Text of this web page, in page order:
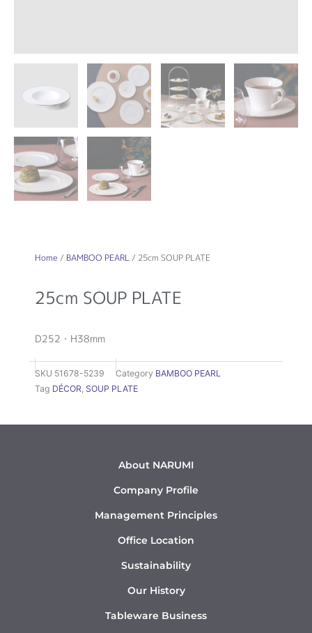
Home / BAMBOO PEARL / 25cm SOUP PLATE
25cm SOUP PLATE
D252・H38mm
SKU 51678-5239 Category BAMBOO PEARL
Tag DÉCOR, SOUP PLATE
About NARUMI
Company Profile
Management Principles
Office Location
Sustainability
Our History
Tableware Business